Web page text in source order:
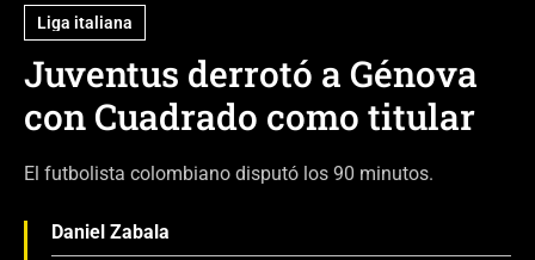
Liga italiana
Juventus derrotó a Génova
con Cuadrado como titular
El futbolista colombiano disputó los 90 minutos.
Daniel Zabala